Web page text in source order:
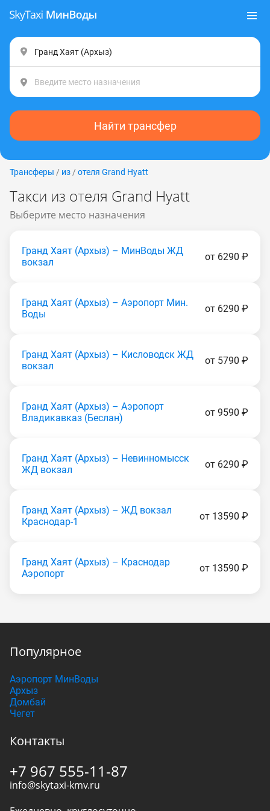
Найти трансфер
Трансферы / из / отеля Grand Hyatt
Такси из отеля Grand Hyatt
Выберите место назначения
Гранд Хаят (Apxыз) – МинВоды ЖД
вокзал
от 6290 ₽
Гранд Хаят (Apxыз) – Аэропорт Мин.
Воды
от 6290 ₽
Гранд Хаят (Apxыз) – Кисловодск ЖД
вокзал
от 5790 ₽
Гранд Хаят (Apxыз) – Аэропорт
Владикавказ (Беслан)
от 9590 ₽
Гранд Хаят (Apxыз) – Невинномысск
ЖД вокзал
от 6290 ₽
Гранд Хаят (Apxыз) – ЖД вокзал
Краснодар-1
от 13590 ₽
Гранд Хаят (Apxыз) – Краснодар
Аэропорт
от 13590 ₽
Популярное
Аэропорт МинВоды
Архыз
Домбай
Чегет
Контакты
+7 967 555-11-87
info@skytaxi-kmv.ru